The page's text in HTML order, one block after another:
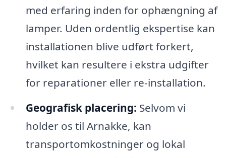
med erfaring inden for ophængning af
lamper. Uden ordentlig ekspertise kan
installationen blive udført forkert,
hvilket kan resultere i ekstra udgifter
for reparationer eller re-installation.
Geografisk placering: Selvom vi
holder os til Arnakke, kan
transportomkostninger og lokal